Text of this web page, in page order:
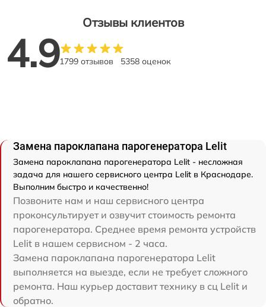
Отзывы клиентов
4.91799 отзывов 5358 оценок
Замена пароклапана парогенератора Lelit
Замена пароклапана парогенератора Lelit - несложная
задача для нашего сервисного центра Lelit в Краснодаре.
Выполним быстро и качественно!
Позвоните нам и наш сервисного центра
проконсультирует и озвучит стоимость ремонта
парогенератора. Среднее время ремонта устройств
Lelit в нашем сервисном - 2 часа.
Замена пароклапана парогенератора Lelit
выполняется на выезде, если не требует сложного
ремонта. Наш курьер доставит технику в сц Lelit и
обратно.